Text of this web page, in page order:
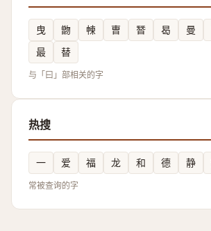
曳 朆 朄 曺 朁 曷 曼
最
替
与「曰」部相关的字
热搜
一 爱 福 龙 和 德 静
常被查询的字